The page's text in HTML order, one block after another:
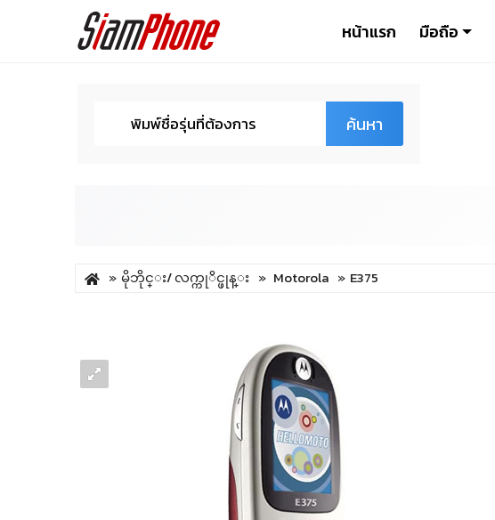
หน้าแรก มือถือ
ค้นหา
မိုဘိုင္း/ လက္ကုိင္ဖုန္း Motorola E375